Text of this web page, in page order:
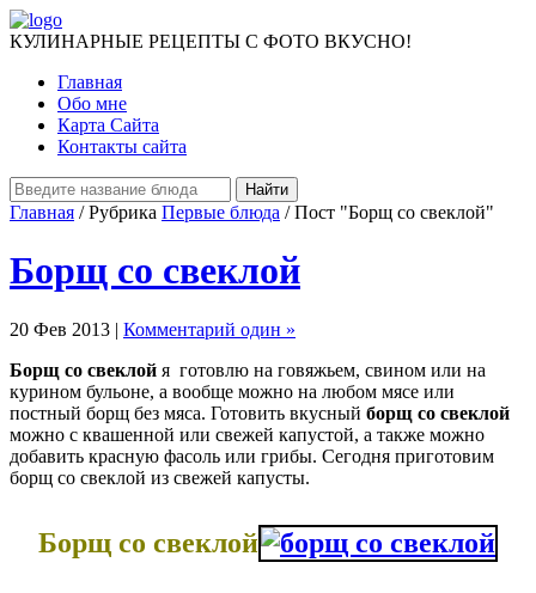
КУЛИНАРНЫЕ РЕЦЕПТЫ С ФОТО ВКУСНО!
Главная
Обо мне
Карта Сайта
Контакты сайта
Главная / Рубрика Первые блюда / Пост "Борщ со свеклой"
Борщ со свеклой
20 Фев 2013 | Комментарий один »
Борщ со свеклой я готовлю на говяжьем, свином или на
курином бульоне, а вообще можно на любом мясе или
постный борщ без мяса. Готовить вкусный борщ со свеклой
можно с квашенной или свежей капустой, а также можно
добавить красную фасоль или грибы. Сегодня приготовим
борщ со свеклой из свежей капусты.
Борщ со свеклой